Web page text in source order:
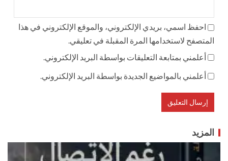
احفظ اسمي، بريدي الإلكتروني، والموقع الإلكتروني في هذا
المتصفح لاستخدامها المرة المقبلة في تعليقي.
أعلمني بمتابعة التعليقات بواسطة البريد الإلكتروني.
أعلمني بالمواضيع الجديدة بواسطة البريد الإلكتروني.
المزيد